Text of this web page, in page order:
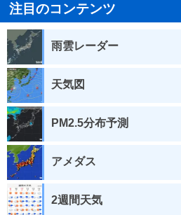
注目のコンテンツ
雨雲レーダー
天気図
PM2.5分布予測
アメダス
2週間天気